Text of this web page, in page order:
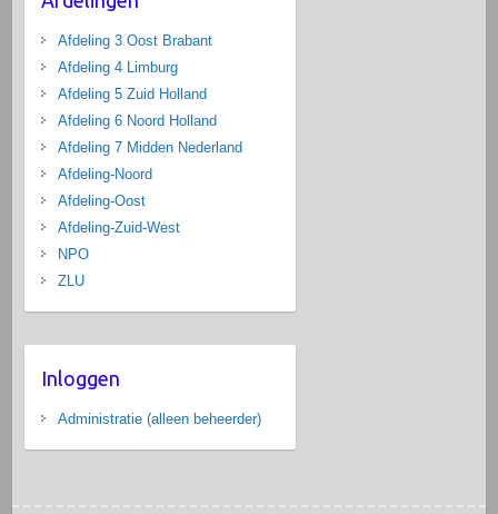
Afdeling 3 Oost Brabant
Afdeling 4 Limburg
Afdeling 5 Zuid Holland
Afdeling 6 Noord Holland
Afdeling 7 Midden Nederland
Afdeling-Noord
Afdeling-Oost
Afdeling-Zuid-West
NPO
ZLU
Inloggen
Administratie (alleen beheerder)